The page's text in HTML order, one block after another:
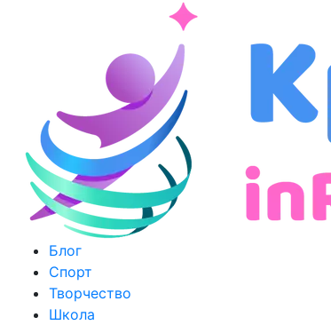
Блог
Спорт
Творчество
Школа